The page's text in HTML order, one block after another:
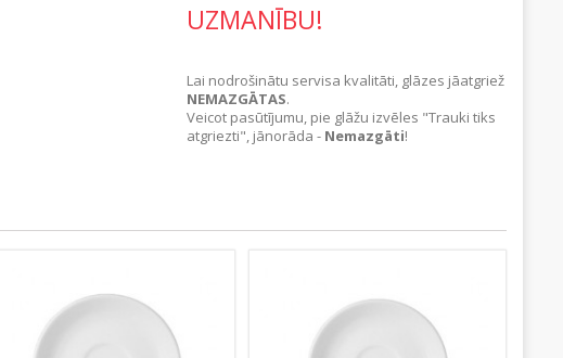
UZMANĪBU!
Lai nodrošinātu servisa kvalitāti, glāzes jāatgriež
NEMAZGĀTAS.
Veicot pasūtījumu, pie glāžu izvēles "Trauki tiks
atgriezti", jānorāda - Nemazgāti!